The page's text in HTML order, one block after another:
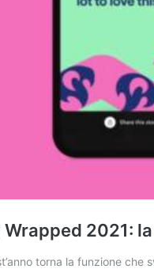
Wrapped 2021:
torna la funzione che